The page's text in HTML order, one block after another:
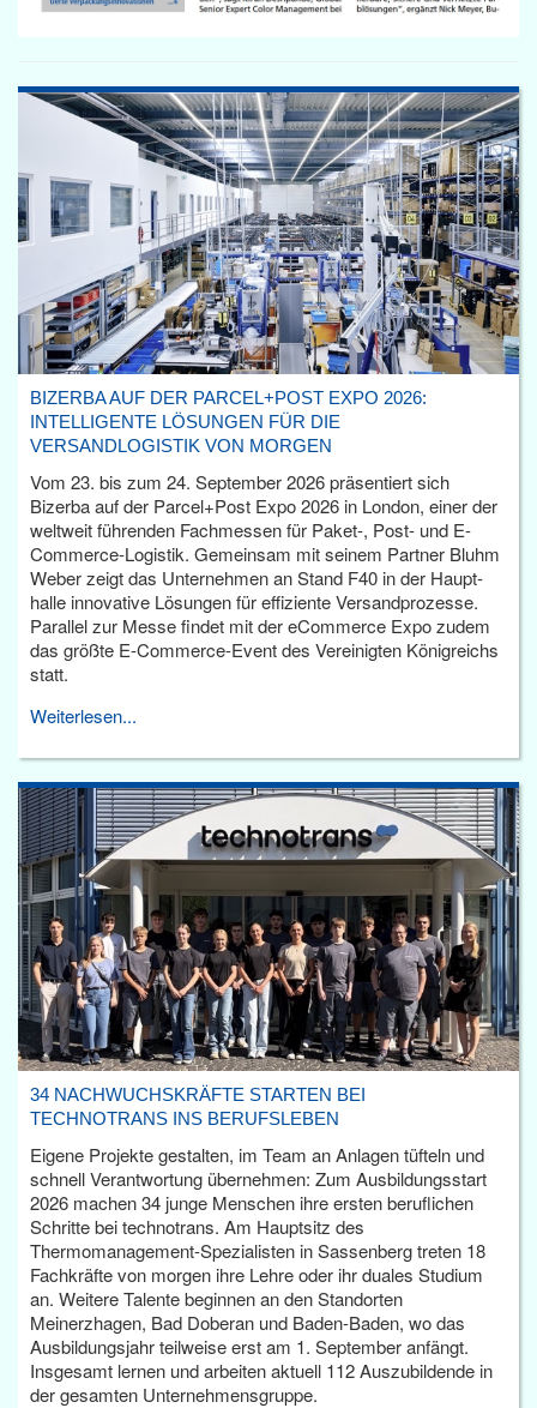
BIZERBA AUF DER PARCEL+POST EXPO 2026:
INTELLIGENTE LÖSUNGEN FÜR DIE
VERSANDLOGISTIK VON MORGEN
Vom 23. bis zum 24. September 2026 präsentiert sich
Bizerba auf der Parcel+Post Expo 2026 in London, einer der
weltweit führenden Fachmessen für Paket-, Post- und E-
Commerce-Logistik. Gemeinsam mit seinem Partner Bluhm
Weber zeigt das Unternehmen an Stand F40 in der Haupt­
halle innovative Lösungen für effiziente Versandprozesse.
Parallel zur Messe findet mit der eCommerce Expo zudem
das größte E-Commerce-Event des Vereinigten Königreichs
statt.
Weiterlesen...
34 NACHWUCHSKRÄFTE STARTEN BEI
TECHNOTRANS INS BERUFSLEBEN
Eigene Projekte gestalten, im Team an Anlagen tüfteln und
schnell Verantwortung übernehmen: Zum Ausbildungsstart
2026 machen 34 junge Menschen ihre ersten beruflichen
Schritte bei technotrans. Am Hauptsitz des
Thermomanagement-Spezialisten in Sassenberg treten 18
Fachkräfte von morgen ihre Lehre oder ihr duales Studium
an. Weitere Talente beginnen an den Standorten
Meinerzhagen, Bad Doberan und Baden-Baden, wo das
Ausbildungsjahr teilweise erst am 1. September anfängt.
Insgesamt lernen und arbeiten aktuell 112 Auszubildende in
der gesamten Unternehmensgruppe.